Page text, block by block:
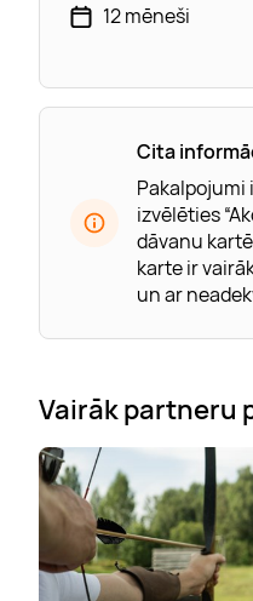
12 mēneši
Cita
Pakalpojumi
izvēlēties
dāvanu
karte ir
un ar
Vairāk partneru